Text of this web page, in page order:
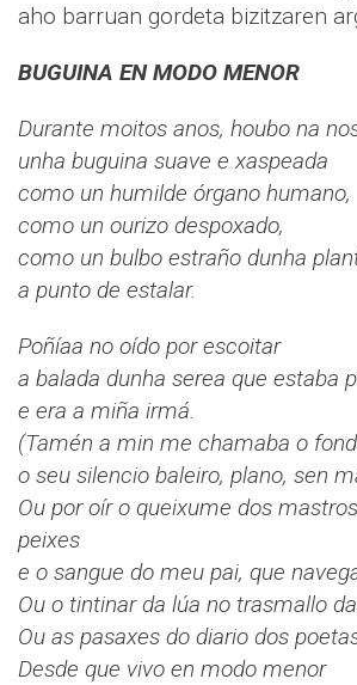
aho barruan gordeta bizitzaren
BUGUINA EN MODO MENOR
Durante moitos anos, houbo na
unha buguina suave e xaspeada
como un humilde órgano humano,
como un ourizo despoxado,
como un bulbo estraño dunha
a punto de estalar.
Poñíaa no oído por escoitar
a balada dunha serea que estaba
e era a miña irmá.
(Tamén a min me chamaba o
o seu silencio baleiro, plano, sen
Ou por oír o queixume dos
peixes
e o sangue do meu pai, que
Ou o tintinar da lúa no trasmallo
Ou as pasaxes do diario dos
Desde que vivo en modo menor